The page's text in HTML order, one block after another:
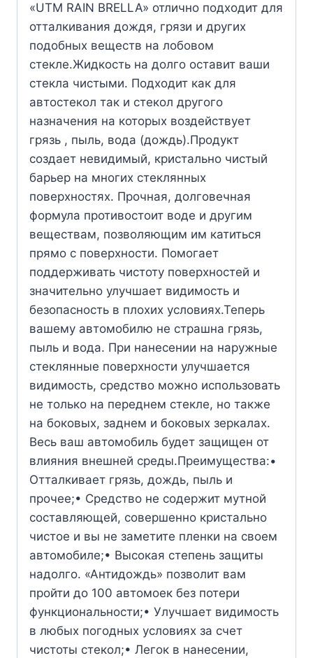
«UTM RAIN BRELLA» отлично подходит для
отталкивания дождя, грязи и других
подобных веществ на лобовом
стекле.Жидкость на долго оставит ваши
стекла чистыми. Подходит как для
автостекол так и стекол другого
назначения на которых воздействует
грязь , пыль, вода (дождь).Продукт
создает невидимый, кристально чистый
барьер на многих стеклянных
поверхностях. Прочная, долговечная
формула противостоит воде и другим
веществам, позволяющим им катиться
прямо с поверхности. Помогает
поддерживать чистоту поверхностей и
значительно улучшает видимость и
безопасность в плохих условиях.Теперь
вашему автомобилю не страшна грязь,
пыль и вода. При нанесении на наружные
стеклянные поверхности улучшается
видимость, средство можно использовать
не только на переднем стекле, но также
на боковых, заднем и боковых зеркалах.
Весь ваш автомобиль будет защищен от
влияния внешней среды.Преимущества:•
Отталкивает грязь, дождь, пыль и
прочее;• Средство не содержит мутной
составляющей, совершенно кристально
чистое и вы не заметите пленки на своем
автомобиле;• Высокая степень защиты
надолго. «Антидождь» позволит вам
пройти до 100 автомоек без потери
функциональности;• Улучшает видимость
в любых погодных условиях за счет
чистоты стекол;• Легок в нанесении,